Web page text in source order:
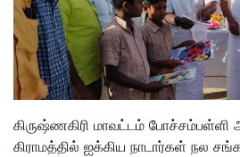
கிருஷ்ணகிரி மாவட்டம்
கிராமத்தில் ஐக்கிய நாடார்கள் நல